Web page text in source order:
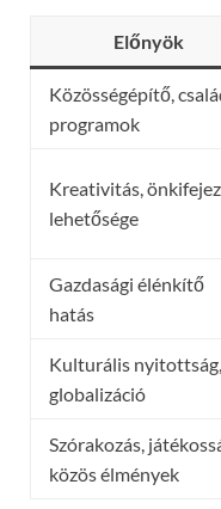
Előnyök
Közösségépítő,
programok
Kreativitás,
lehetősége
Gazdasági élénkítő
hatás
Kulturális nyitottság,
globalizáció
Szórakozás,
közös élmények